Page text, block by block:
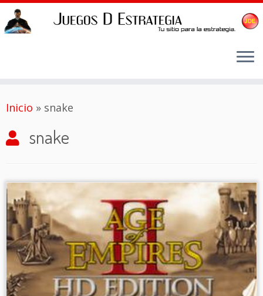
alInicio » snake
snake